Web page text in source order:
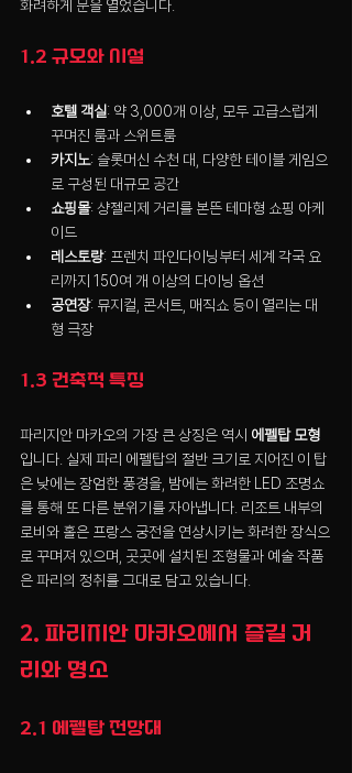
화려하게 문을 열었습니다.
1.2 규모와 시설
호텔 객실: 약 3,000개 이상, 모두 고급스럽게
꾸며진 룸과 스위트룸
카지노: 슬롯머신 수천 대, 다양한 테이블 게임으
로 구성된 대규모 공간
쇼핑몰: 샹젤리제 거리를 본뜬 테마형 쇼핑 아케
이드
레스토랑: 프렌치 파인다이닝부터 세계 각국 요
리까지 150여 개 이상의 다이닝 옵션
공연장: 뮤지컬, 콘서트, 매직쇼 등이 열리는 대
형 극장
1.3 건축적 특징
파리지안 마카오의 가장 큰 상징은 역시 에펠탑 모형
입니다. 실제 파리 에펠탑의 절반 크기로 지어진 이 탑
은 낮에는 장엄한 풍경을, 밤에는 화려한 LED 조명쇼
를 통해 또 다른 분위기를 자아냅니다. 리조트 내부의
로비와 홀은 프랑스 궁전을 연상시키는 화려한 장식으
로 꾸며져 있으며, 곳곳에 설치된 조형물과 예술 작품
은 파리의 정취를 그대로 담고 있습니다.
2. 파리지안 마카오에서 즐길 거
리와 명소
2.1 에펠탑 전망대